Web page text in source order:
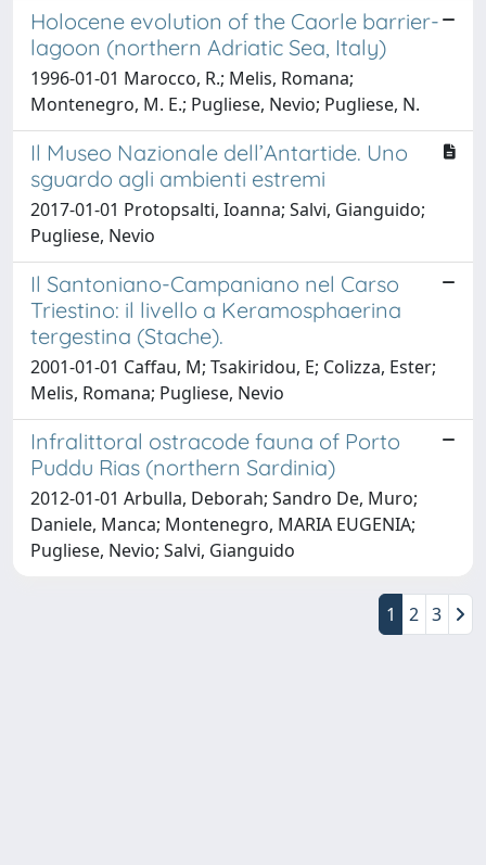
Holocene evolution of the Caorle barrier-
lagoon (northern Adriatic Sea, Italy)
1996-01-01 Marocco, R.; Melis, Romana;
Montenegro, M. E.; Pugliese, Nevio; Pugliese, N.
Il Museo Nazionale dell’Antartide. Uno
sguardo agli ambienti estremi
2017-01-01 Protopsalti, Ioanna; Salvi, Gianguido;
Pugliese, Nevio
Il Santoniano-Campaniano nel Carso
Triestino: il livello a Keramosphaerina
tergestina (Stache).
2001-01-01 Caffau, M; Tsakiridou, E; Colizza, Ester;
Melis, Romana; Pugliese, Nevio
Infralittoral ostracode fauna of Porto
Puddu Rias (northern Sardinia)
2012-01-01 Arbulla, Deborah; Sandro De, Muro;
Daniele, Manca; Montenegro, MARIA EUGENIA;
Pugliese, Nevio; Salvi, Gianguido
1 2 3